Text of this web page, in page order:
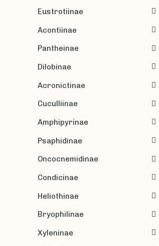
Eustrotiinae
Acontiinae
Pantheinae
Dilobinae
Acronictinae
Cuculliinae
Amphipyrinae
Psaphidinae
Oncocnemidinae
Condicinae
Heliothinae
Bryophilinae
Xyleninae